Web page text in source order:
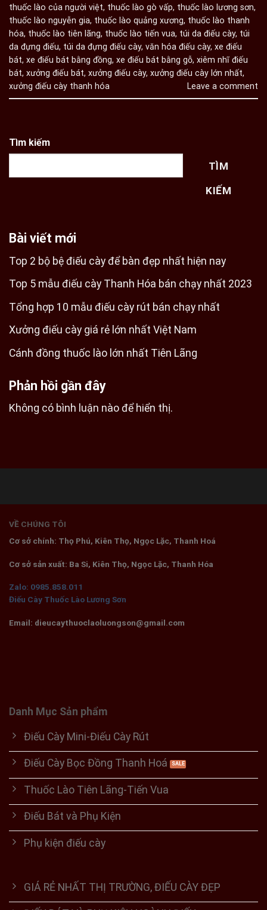
thuốc lào của người việt, thuốc lào gò vấp, thuốc lào lương sơn,
thuốc lào nguyễn gia, thuốc lào quảng xương, thuốc lào thanh
hóa, thuốc lào tiên lãng, thuốc lào tiến vua, túi da điếu cày, túi
da đựng điếu, túi da đựng điếu cày, văn hóa điếu cày, xe điếu
bát, xe điếu bát bằng đồng, xe điếu bát bằng gỗ, xiêm nhĩ điếu
bát, xưởng điếu bát, xưởng điếu cày, xưởng điếu cày lớn nhất,
xưởng điếu cày thanh hóa
Leave a comment
Tìm kiếm
TÌM
KIẾM
Bài viết mới
Top 2 bộ bệ điếu cày để bàn đẹp nhất hiện nay
Top 5 mẫu điếu cày Thanh Hóa bán chạy nhất 2023
Tổng hợp 10 mẫu điếu cày rút bán chạy nhất
Xưởng điếu cày giá rẻ lớn nhất Việt Nam
Cánh đồng thuốc lào lớn nhất Tiên Lãng
Phản hồi gần đây
Không có bình luận nào để hiển thị.
VỀ CHÚNG TÔI
Cơ sở chính: Thọ Phú, Kiên Thọ, Ngọc Lặc, Thanh Hoá
Cơ sở sản xuất: Ba Si, Kiên Thọ, Ngọc Lặc, Thanh Hóa
Zalo: 0985.858.011
Điếu Cày Thuốc Lào Lương Sơn
Email: dieucaythuoclaoluongson@gmail.com
Danh Mục Sản phẩm
Điếu Cày Mini-Điếu Cày Rút
Điếu Cày Bọc Đồng Thanh Hoá
Thuốc Lào Tiên Lãng-Tiến Vua
Điếu Bát và Phụ Kiện
Phụ kiện điếu cày
GIÁ RẺ NHẤT THỊ TRƯỜNG, ĐIẾU CÀY ĐẸP